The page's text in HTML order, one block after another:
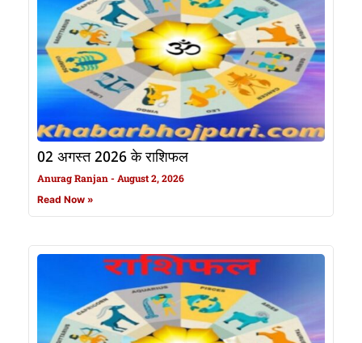
02 अगस्त 2026 के राशिफल
Anurag Ranjan August 2, 2026
Read Now »